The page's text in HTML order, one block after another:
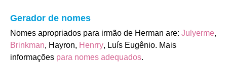
Gerador de nomes
Nomes apropriados para irmão de Herman are: Julyerme,
Brinkman, Hayron, Henrry, Luís Eugênio. Mais
informações para nomes adequados.